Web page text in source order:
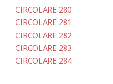
CIRCOLARE 280
CIRCOLARE 281
CIRCOLARE 282
CIRCOLARE 283
CIRCOLARE 284